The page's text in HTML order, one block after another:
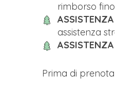
rimborso
assistenza
Prima di